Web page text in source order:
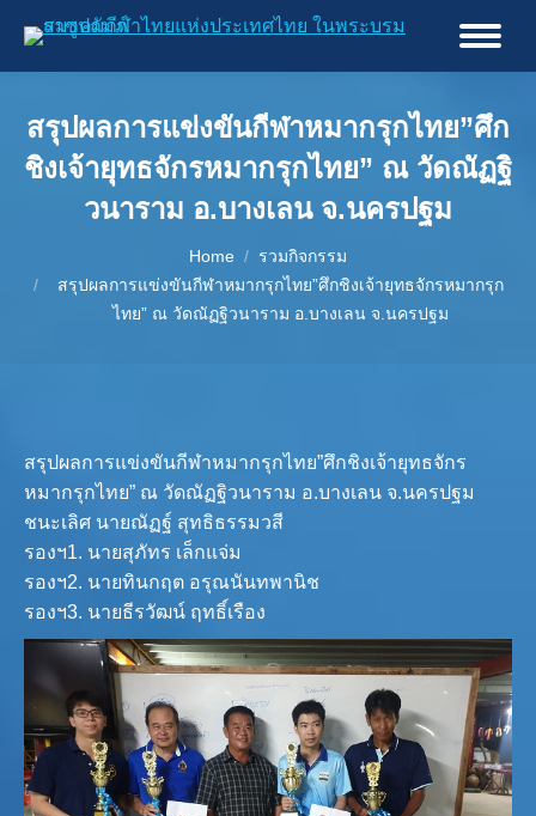
สรุปผลการแข่งขันกีฬาหมากรุกไทย”ศึก
ชิงเจ้ายุทธจักรหมากรุกไทย” ณ วัดณัฏฐิ
วนาราม อ.บางเลน จ.นครปฐม
Home
รวมกิจกรรม
สรุปผลการแข่งขันกีฬาหมากรุกไทย”ศึกชิงเจ้ายุทธจักรหมากรุก
ไทย” ณ วัดณัฏฐิวนาราม อ.บางเลน จ.นครปฐม
สรุปผลการแข่งขันกีฬาหมากรุกไทย”ศึกชิงเจ้ายุทธจักร
หมากรุกไทย” ณ วัดณัฏฐิวนาราม อ.บางเลน จ.นครปฐม
ชนะเลิศ นายณัฏฐ์ สุทธิธรรมวสี
รองฯ1. นายสุภัทร เล็กแจ่ม
รองฯ2. นายทินกฤต อรุณนันทพานิช
รองฯ3. นายธีรวัฒน์ ฤทธิ์เรือง